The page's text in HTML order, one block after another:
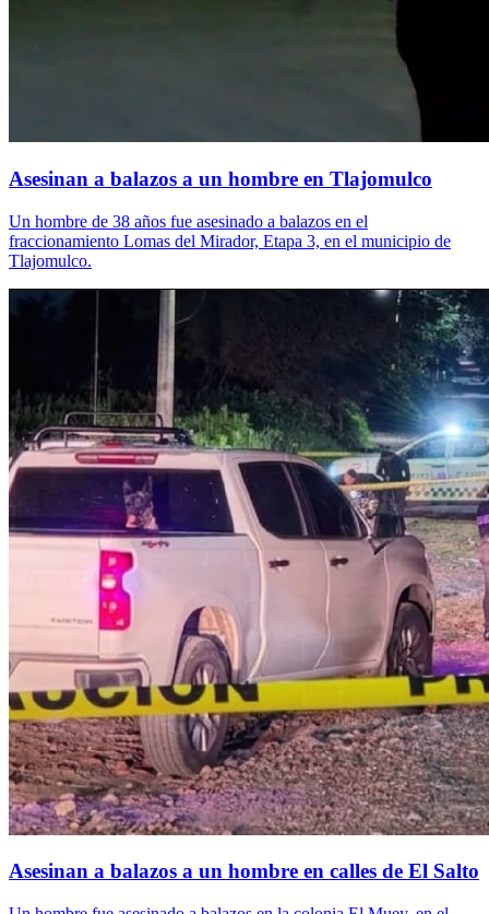
Asesinan a balazos a un hombre en Tlajomulco
Un hombre de 38 años fue asesinado a balazos en el
fraccionamiento Lomas del Mirador, Etapa 3, en el municipio de
Tlajomulco.
Asesinan a balazos a un hombre en calles de El Salto